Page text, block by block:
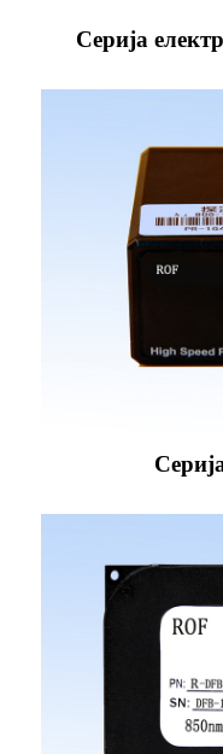
Серија